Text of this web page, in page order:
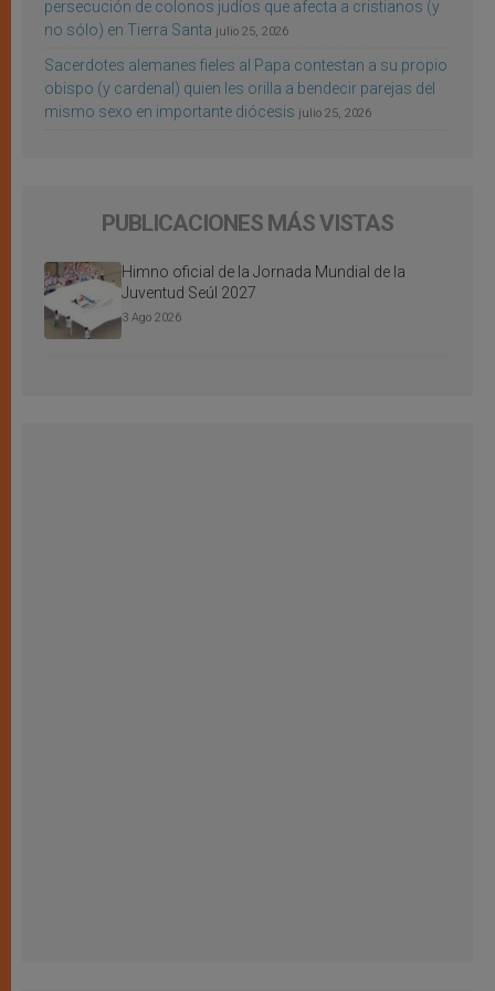
persecución de colonos judíos que afecta a cristianos (y
no sólo) en Tierra Santa julio 25, 2026
Sacerdotes alemanes fieles al Papa contestan a su propio
obispo (y cardenal) quien les orilla a bendecir parejas del
mismo sexo en importante diócesis julio 25, 2026
PUBLICACIONES MÁS VISTAS
Himno oficial de la Jornada Mundial de la
Juventud Seúl 2027
3 Ago 2026